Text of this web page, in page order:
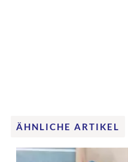
ÄHNLICHE ARTIKEL